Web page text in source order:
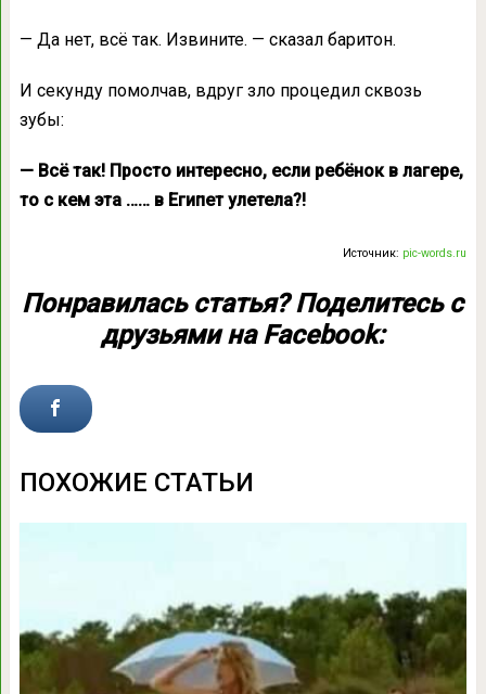
— Да нет, всё так. Извините. — сказал баритон.
И секунду помолчав, вдруг зло процедил сквозь
зубы:
— Всё так! Просто интересно, если ребёнок в лагере,
то с кем эта …… в Египет улетела?!
Источник: pic-words.ru
Понравилась статья? Поделитесь с
друзьями на Facebook:
ПОХОЖИЕ СТАТЬИ